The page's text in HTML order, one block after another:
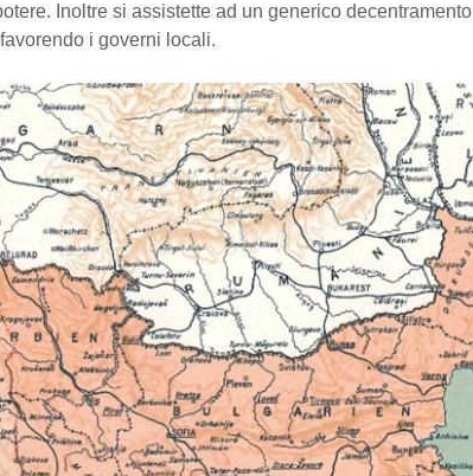
Inoltre si assistette ad un generico decentramento
i governi locali.